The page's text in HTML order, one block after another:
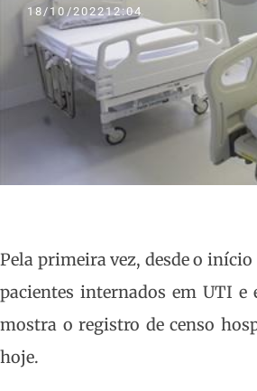
18/10/202212:04
Pela primeira vez, desde o
pacientes internados em UTI e
mostra o registro de censo
hoje.